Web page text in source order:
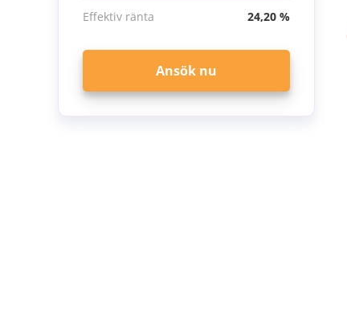
Effektiv ränta 24,20 %
Ansök nu